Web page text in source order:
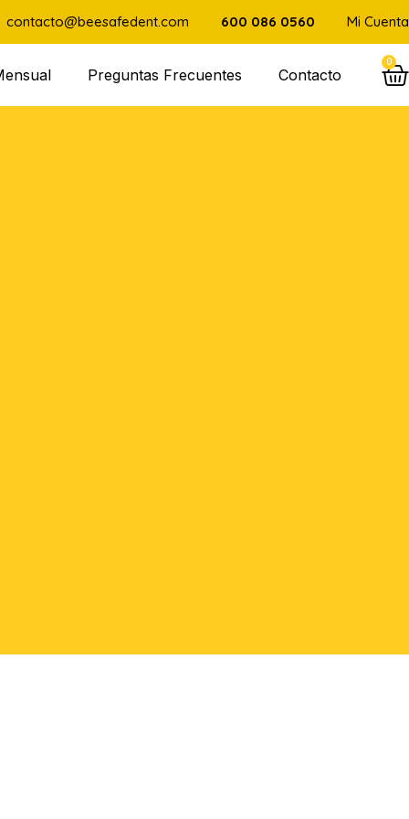
contacto@beesafedent.com 600 086 0560 Mi Cuenta
Preguntas Frecuentes Contacto
0